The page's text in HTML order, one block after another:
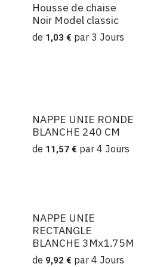
Location
Housse de chaise
Noir Model classic
de 1,03 € par 3 Jours
Location
NAPPE UNIE RONDE
BLANCHE 240 CM
de 11,57€ par 4 Jours
Location
NAPPE UNIE
RECTANGLE
BLANCHE 3Mx1.75M
de 9,92 € par 4 Jours